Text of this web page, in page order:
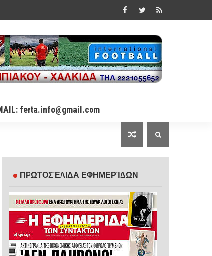
ferta.info@gmail.com
ΠΡΩΤΟΣΈΛΙΔΑ ΕΦΗΜΕΡΊΔΩΝ